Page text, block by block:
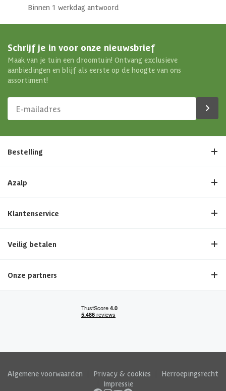
Binnen 1 werkdag antwoord
Schrijf je in voor onze nieuwsbrief
Maak van je tuin een droomtuin! Ontvang exclusieve
aanbiedingen en blijf als eerste op de hoogte van ons
assortiment!
Bestelling
Azalp
Klantenservice
Veilig betalen
Onze partners
Algemene voorwaarden Privacy & cookies
Herroepingsrecht
Impressie